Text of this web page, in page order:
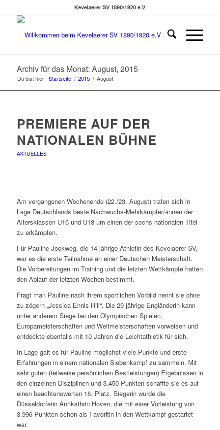
Kevelaerer SV 1890/1920 e.V
Archiv für das Monat: August, 2015
Du bist hier: Startseite / 2015 / August
PREMIERE AUF DER
NATIONALEN BÜHNE
AKTUELLES
Am vergangenen Wochenende (22./23. August) trafen sich in
Lage Deutschlands beste Nachwuchs-Mehrkämpfer/-innen der
Altersklassen U16 und U18 um einen der sechs nationalen Titel
zu erkämpfen.
Für Pauline Jockweg, die 14-jährige Athletin des Kevelaerer SV,
war es die erste Teilnahme an einer Deutschen Meisterschaft.
Die Vorbereitungen im Training und die letzten Wettkämpfe hatten
den Ablauf der letzten Wochen bestimmt.
Fragt man Pauline nach ihrem sportlichen Vorbild nennt sie ohne
zu zögern „Jessica Ennis Hill“. Die 29 jährige Engländerin kann
unter anderem Siege bei den Olympischen Spielen,
Europameisterschaften und Weltmeisterschaften vorweisen und
entdeckte ebenfalls mit 10 Jahren die Leichtathletik für sich.
In Lage galt es für Pauline möglichst viele Punkte und erste
Erfahrungen in einem nationalen Siebenkampf zu sammeln. Mit
sehr guten (teilweise persönlichen Bestleistungen) Ergebnissen in
den einzelnen Disziplinen und 3.450 Punkten schaffte sie es auf
einen beachtenswerten 18. Platz. Siegerin wurde die
Düsseldorferin Annkathrin Hoven, die mit einer Vorleistung von
3.996 Punkten schon als Favoritin in den Wettkampf gestartet
war.